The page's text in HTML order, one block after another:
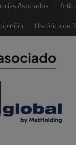
Asociados
Histórico de